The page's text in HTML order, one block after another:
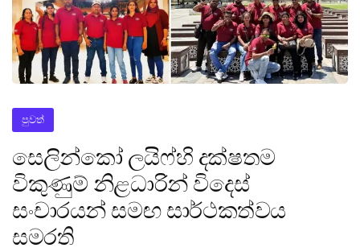
පුවත්
සෙලින්කෝ ලයිෆ්හි දක්ෂතම
විකුණුම් නිළධාරින් විදෙස්
සංචාරයන් සමඟ සාර්ථකත්වය
සමරති